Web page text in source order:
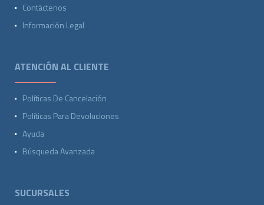
Contáctenos
Información Legal
ATENCIÓN AL CLIENTE
Políticas De Cancelación
Políticas Para Devoluciones
Ayuda
Búsqueda Avanzada
SUCURSALES